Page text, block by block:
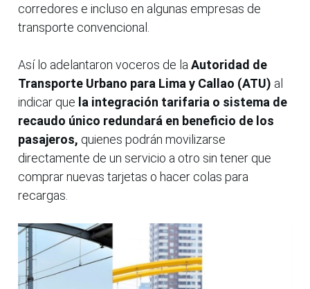
corredores e incluso en algunas empresas de
transporte convencional.
Así lo adelantaron voceros de la Autoridad de
Transporte Urbano para Lima y Callao (ATU) al
indicar que la integración tarifaria o sistema de
recaudo único redundará en beneficio de los
pasajeros, quienes podrán movilizarse
directamente de un servicio a otro sin tener que
comprar nuevas tarjetas o hacer colas para
recargas.